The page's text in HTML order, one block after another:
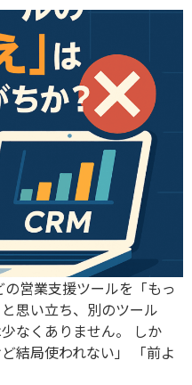
営業支援ツールを「もっ
思い立ち、別のツール
なくありません。 しか
結局使われない」 「前よ